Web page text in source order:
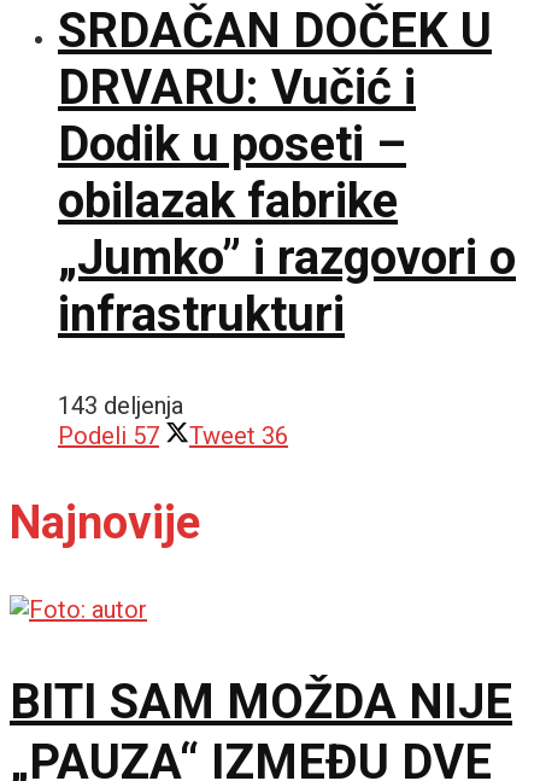
SRDAČAN DOČEK U
DRVARU: Vučić i
Dodik u poseti –
obilazak fabrike
„Jumko” i razgovori o
infrastrukturi
143 deljenja
Podeli 57 Tweet 36
Najnovije
BITI SAM MOŽDA NIJE
„PAUZA“ IZMEĐU DVE